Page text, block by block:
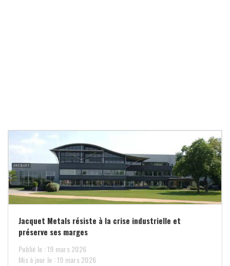
Jacquet Metals résiste à la crise industrielle et
préserve ses marges
Publié le : 19 mars 2026
Mis à jour le : 19 mars 2026